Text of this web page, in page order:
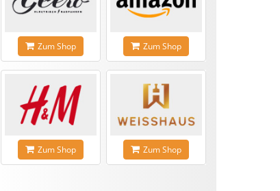
Zum Shop Zum Shop
Zum Shop Zum Shop